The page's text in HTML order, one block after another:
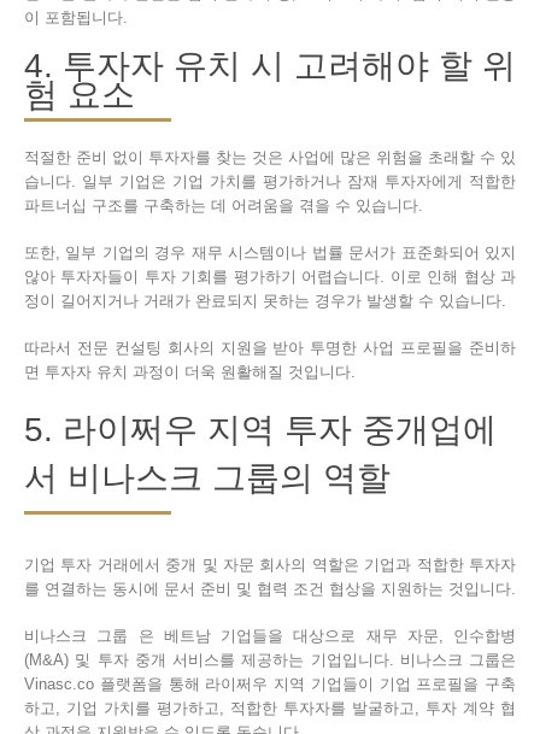
이 포함됩니다.
4. 투자자 유치 시 고려해야 할 위
험 요소
적절한 준비 없이 투자자를 찾는 것은 사업에 많은 위험을 초래할 수 있
습니다. 일부 기업은 기업 가치를 평가하거나 잠재 투자자에게 적합한
파트너십 구조를 구축하는 데 어려움을 겪을 수 있습니다.
또한, 일부 기업의 경우 재무 시스템이나 법률 문서가 표준화되어 있지
않아 투자자들이 투자 기회를 평가하기 어렵습니다. 이로 인해 협상 과
정이 길어지거나 거래가 완료되지 못하는 경우가 발생할 수 있습니다.
따라서 전문 컨설팅 회사의 지원을 받아 투명한 사업 프로필을 준비하
면 투자자 유치 과정이 더욱 원활해질 것입니다.
5. 라이쩌우 지역 투자 중개업에
서 비나스크 그룹의 역할
기업 투자 거래에서 중개 및 자문 회사의 역할은 기업과 적합한 투자자
를 연결하는 동시에 문서 준비 및 협력 조건 협상을 지원하는 것입니다.
비나스크 그룹 은 베트남 기업들을 대상으로 재무 자문, 인수합병
(M&A) 및 투자 중개 서비스를 제공하는 기업입니다. 비나스크 그룹은
Vinasc.co 플랫폼을 통해 라이쩌우 지역 기업들이 기업 프로필을 구축
하고, 기업 가치를 평가하고, 적합한 투자자를 발굴하고, 투자 계약 협